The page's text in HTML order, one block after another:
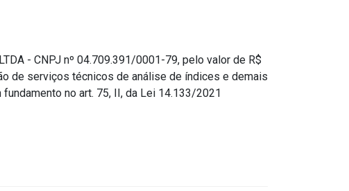
- CNPJ nº 04.709.391/0001-79, pelo valor de R$
de serviços técnicos de análise de índices e demais
no art. 75, II, da Lei 14.133/2021